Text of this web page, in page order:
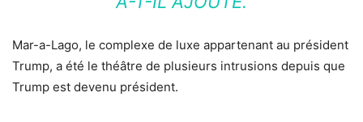
Mar-a-Lago, le complexe de luxe appartenant au président
Trump, a été le théâtre de plusieurs intrusions depuis que
Trump est devenu président.